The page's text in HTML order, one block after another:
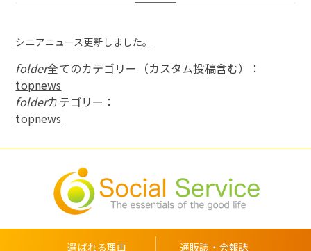
シニアニュース更新しました。
folder全てのカテゴリー（カスタム投稿含む）：
topnews
folderカテゴリー：
topnews
選ばれる理由 通販誌・会報誌